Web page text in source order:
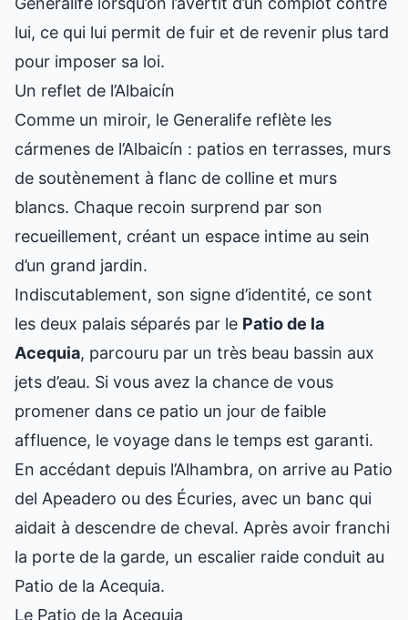
lui, ce qui lui permit de fuir et de revenir plus tard
pour imposer sa loi.
Un reflet de l’Albaicín
Comme un miroir, le Generalife reflète les
cármenes de l’Albaicín : patios en terrasses, murs
de soutènement à flanc de colline et murs
blancs. Chaque recoin surprend par son
recueillement, créant un espace intime au sein
d’un grand jardin.
Indiscutablement, son signe d’identité, ce sont
les deux palais séparés par le Patio de la
Acequia, parcouru par un très beau bassin aux
jets d’eau. Si vous avez la chance de vous
promener dans ce patio un jour de faible
affluence, le voyage dans le temps est garanti.
En accédant depuis l’Alhambra, on arrive au Patio
del Apeadero ou des Écuries, avec un banc qui
aidait à descendre de cheval. Après avoir franchi
la porte de la garde, un escalier raide conduit au
Patio de la Acequia.
Le Patio de la Acequia